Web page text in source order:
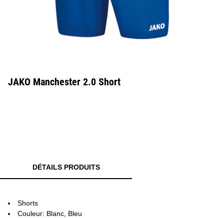
JAKO Manchester 2.0 Short
DÉTAILS PRODUITS
Shorts
Couleur: Blanc, Bleu